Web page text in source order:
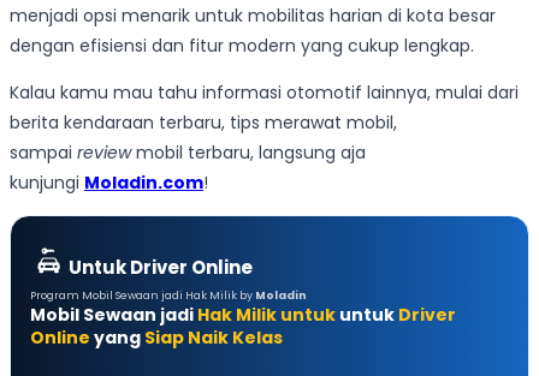
menjadi opsi menarik untuk mobilitas harian di kota besar
dengan efisiensi dan fitur modern yang cukup lengkap.
Kalau kamu mau tahu informasi otomotif lainnya, mulai dari
berita kendaraan terbaru, tips merawat mobil,
sampai reviewmobil terbaru, langsung aja
kunjungi Moladin.com!
Untuk Driver Online
Program Mobil Sewaan jadi Hak Milik by Moladin
Mobil Sewaan jadi Hak Milik untuk untuk Driver
Online yang Siap Naik Kelas